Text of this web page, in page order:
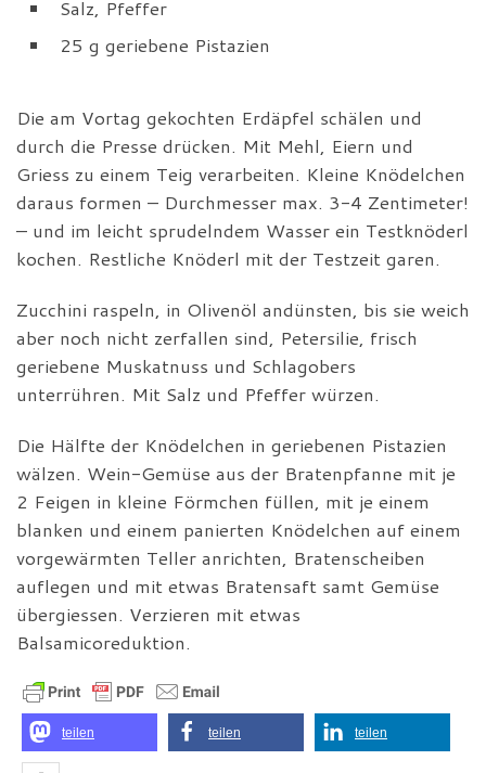
Salz, Pfeffer
25 g geriebene Pistazien
Die am Vortag gekochten Erdäpfel schälen und
durch die Presse drücken. Mit Mehl, Eiern und
Griess zu einem Teig verarbeiten. Kleine Knödelchen
daraus formen – Durchmesser max. 3-4 Zentimeter!
– und im leicht sprudelndem Wasser ein Testknöderl
kochen. Restliche Knöderl mit der Testzeit garen.
Zucchini raspeln, in Olivenöl andünsten, bis sie weich
aber noch nicht zerfallen sind, Petersilie, frisch
geriebene Muskatnuss und Schlagobers
unterrühren. Mit Salz und Pfeffer würzen.
Die Hälfte der Knödelchen in geriebenen Pistazien
wälzen. Wein-Gemüse aus der Bratenpfanne mit je
2 Feigen in kleine Förmchen füllen, mit je einem
blanken und einem panierten Knödelchen auf einem
vorgewärmten Teller anrichten, Bratenscheiben
auflegen und mit etwas Bratensaft samt Gemüse
übergiessen. Verzieren mit etwas
Balsamicoreduktion.
teilen teilen teilen